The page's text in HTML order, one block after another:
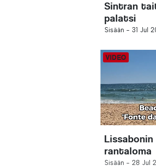
Sintran
palatsi
Sisään - 31 Jul
Lissabonin
rantaloma
Sisään - 28 Jul